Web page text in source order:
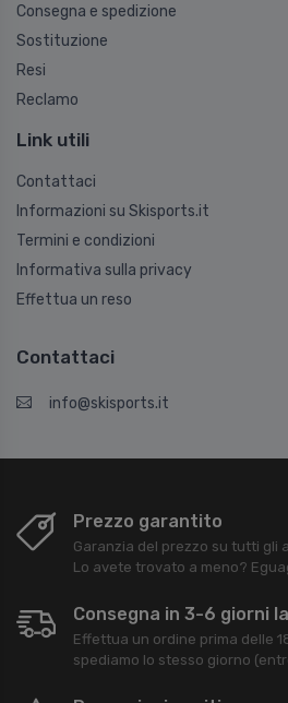
Consegna e spedizione
Sostituzione
Resi
Reclamo
Link utili
Contattaci
Informazioni su Skisports.it
Termini e condizioni
Informativa sulla privacy
Effettua un reso
Contattaci
info@skisports.it
Prezzo garantito
Garanzia del prezzo su tutti gli
Lo avete trovato a meno?
Consegna in 3-6 giorni
Effettua un ordine prima delle
spediamo lo stesso giorno